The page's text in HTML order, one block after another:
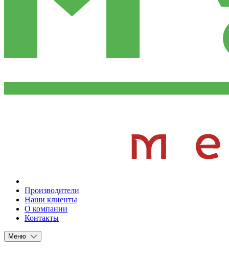
Производители
Наши клиенты
О компании
Контакты
Меню